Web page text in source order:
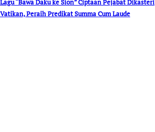
Lagu “Bawa Daku ke Sion” Ciptaan Pejabat Dikasteri
Vatikan, Peraih Predikat Summa Cum Laude